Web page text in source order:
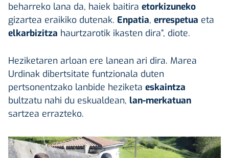
beharreko lana da, haiek baitira etorkizuneko
gizartea eraikiko dutenak. Enpatia, errespetua eta
elkarbizitza haurtzarotik ikasten dira”, diote.
Heziketaren arloan ere lanean ari dira. Marea
Urdinak dibertsitate funtzionala duten
pertsonentzako lanbide heziketa eskaintza
bultzatu nahi du eskualdean, lan-merkatuan
sartzea errazteko.